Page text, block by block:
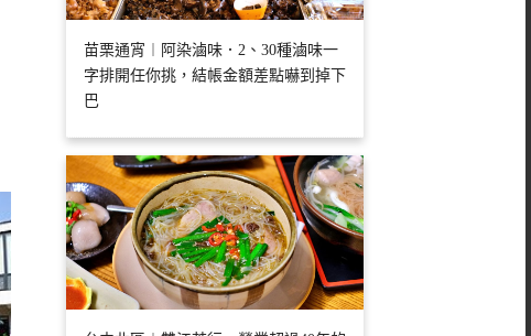
苗栗通宵︱阿染滷味．2、30種滷味一
字排開任你挑，結帳金額差點嚇到掉下
巴